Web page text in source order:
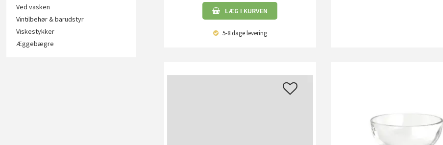
Ved vasken
Vintilbehør & barudstyr
Viskestykker
Æggebægre
LÆG I KURVEN
5-8 dagelevering